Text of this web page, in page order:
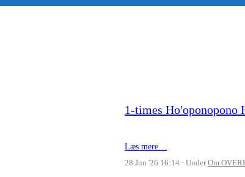
1-times
Læs mere…
28 Jun '26 16:14
UnderOm